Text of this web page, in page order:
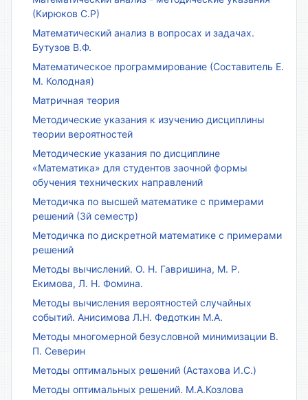
(Кирюков С.Р)
Математический анализ в вопросах и задачах.
Бутузов В.Ф.
Математическое программирование (Составитель Е.
М. Колодная)
Матричная теория
Методические указания к изучению дисциплины
теории вероятностей
Методические указания по дисциплине
«Математика» для студентов заочной формы
обучения технических направлений
Методичка по высшей математике с примерами
решений (3й семестр)
Методичка по дискретной математике с примерами
решений
Методы вычислений. О. Н. Гавришина, М. Р.
Екимова, Л. Н. Фомина.
Методы вычисления вероятностей случайных
событий. Анисимова Л.Н. Федоткин М.А.
Методы многомерной безусловной минимизации В.
П. Северин
Методы оптимальных решений (Астахова И.С.)
Методы оптимальных решений. М.А.Козлова